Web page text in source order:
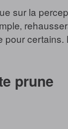
sur la
certains.
prune